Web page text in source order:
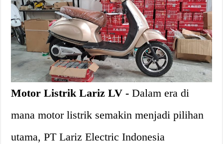
Motor ListrikLariz LV -Dalam era di
mana motor listrik semakin menjadi pilihan
utama, PT Lariz Electric Indonesia